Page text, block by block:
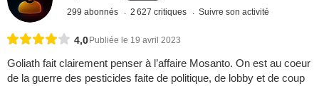
299 abonnés 2 627 critiques Suivre son activité
4,0 Publiée le 19 avril 2023
Goliath fait clairement penser à l’affaire Mosanto. On est au coeur
de la guerre des pesticides faite de politique, de lobby et de coup